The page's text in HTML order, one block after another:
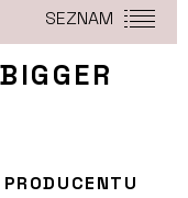
SEZNAM
PRODUCENTU